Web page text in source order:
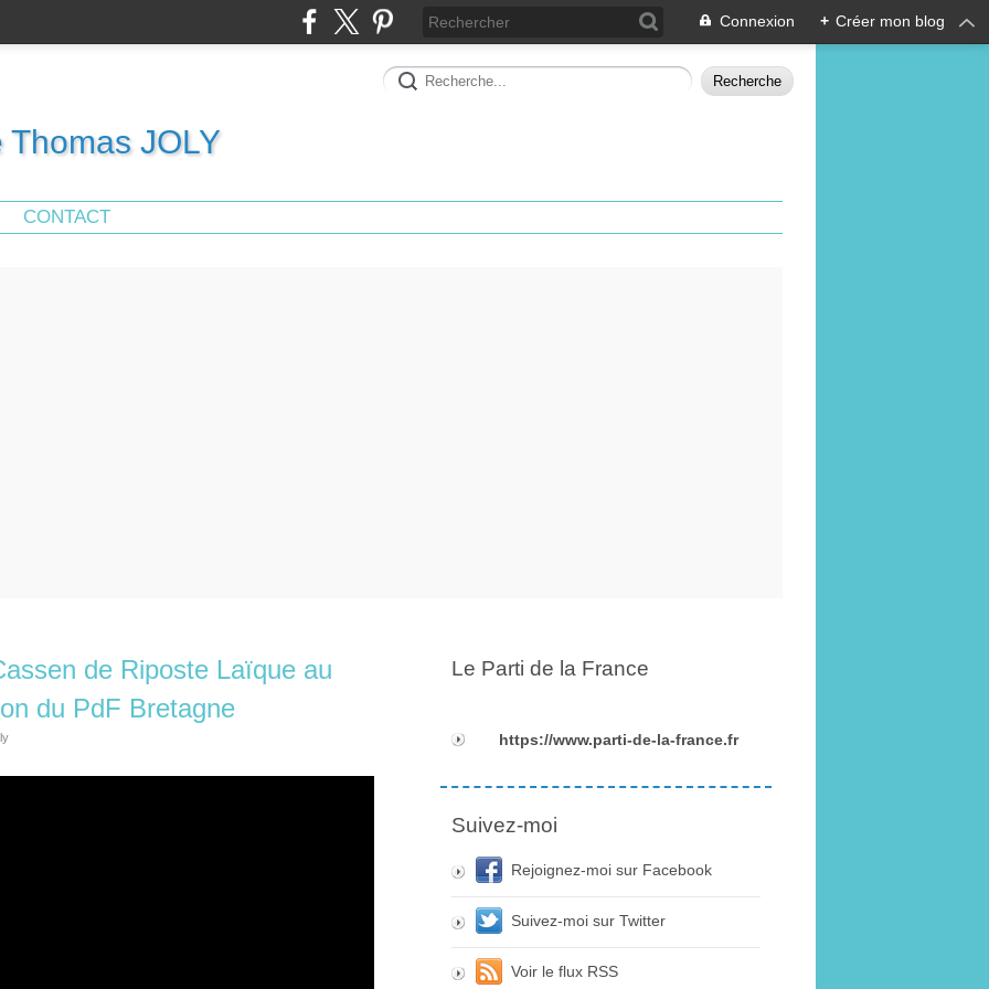
Connexion + Créer mon blog
JOLY
CONTACT
de Riposte Laïque au
du PdF Bretagne
Le Parti de la France
https://www.parti-de-la-france.fr
Suivez-moi
Rejoignez-moi sur Facebook
Suivez-moi sur Twitter
Voir le flux RSS